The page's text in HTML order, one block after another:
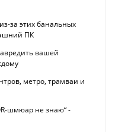
за этих банальных
ПК
вашей
метро, трамваи и
шмюар не знаю“ -